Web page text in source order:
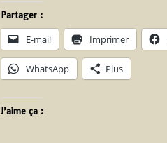
Partager :
E-mail Imprimer
WhatsApp Plus
J’aime ça :